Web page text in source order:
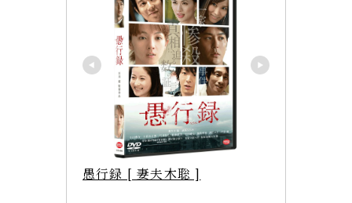
愚行録 [ 妻夫木聡 ]